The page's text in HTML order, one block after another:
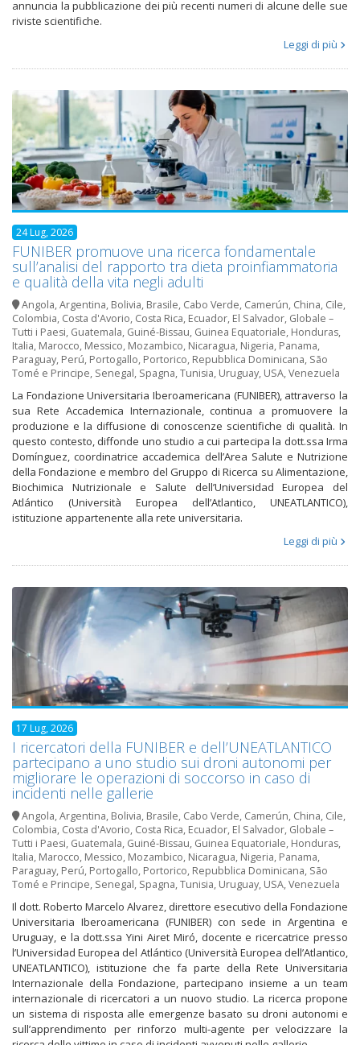
annuncia la pubblicazione dei più recenti numeri di alcune delle sue
riviste scientifiche.
Leggi di più
24 Lug, 2026
FUNIBER promuove una ricerca fondamentale
sull’analisi del rapporto tra dieta proinfiammatoria
e qualità della vita negli adulti
Angola,Argentina, Bolivia, Brasile, Cabo Verde, Camerún, China, Cile,
Colombia, Costa d'Avorio, Costa Rica, Ecuador, El Salvador, Globale –
Tutti i Paesi, Guatemala, Guiné-Bissau, Guinea Equatoriale, Honduras,
Italia, Marocco, Messico, Mozambico, Nicaragua, Nigeria, Panama,
Paraguay, Perú, Portogallo, Portorico, Repubblica Dominicana, São
Tomé e Principe, Senegal, Spagna,Tunisia, Uruguay, USA,Venezuela
La Fondazione Universitaria Iberoamericana (FUNIBER), attraverso la
sua Rete Accademica Internazionale, continua a promuovere la
produzione e la diffusione di conoscenze scientifiche di qualità. In
questo contesto, diffonde uno studio a cui partecipa la dott.ssa Irma
Domínguez, coordinatrice accademica dell’Area Salute e Nutrizione
della Fondazione e membro del Gruppo di Ricerca su Alimentazione,
Biochimica Nutrizionale e Salute dell’Universidad Europea del
Atlántico (Università Europea dell’Atlantico, UNEATLANTICO),
istituzione appartenente alla rete universitaria.
Leggi di più
17 Lug, 2026
I ricercatori della FUNIBER e dell’UNEATLANTICO
partecipano a uno studio sui droni autonomi per
migliorare le operazioni di soccorso in caso di
incidenti nelle gallerie
Angola,Argentina, Bolivia, Brasile, Cabo Verde, Camerún, China, Cile,
Colombia, Costa d'Avorio, Costa Rica, Ecuador, El Salvador, Globale –
Tutti i Paesi, Guatemala, Guiné-Bissau, Guinea Equatoriale, Honduras,
Italia, Marocco, Messico, Mozambico, Nicaragua, Nigeria, Panama,
Paraguay, Perú, Portogallo, Portorico, Repubblica Dominicana, São
Tomé e Principe, Senegal, Spagna,Tunisia, Uruguay, USA,Venezuela
Il dott. Roberto Marcelo Alvarez, direttore esecutivo della Fondazione
Universitaria Iberoamericana (FUNIBER) con sede in Argentina e
Uruguay, e la dott.ssa Yini Airet Miró, docente e ricercatrice presso
l’Universidad Europea del Atlántico (Università Europea dell’Atlantico,
UNEATLANTICO), istituzione che fa parte della Rete Universitaria
Internazionale della Fondazione, partecipano insieme a un team
internazionale di ricercatori a un nuovo studio. La ricerca propone
un sistema di risposta alle emergenze basato su droni autonomi e
sull’apprendimento per rinforzo multi-agente per velocizzare la